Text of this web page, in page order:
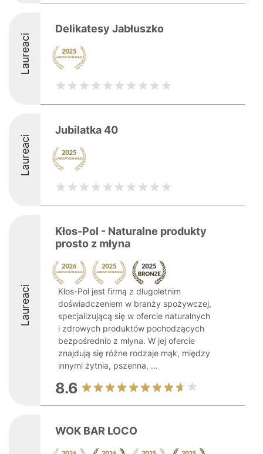
Laureaci
Delikatesy Jabłuszko
Laureaci
Jubilatka 40
Laureaci
Kłos-Pol - Naturalne produkty
prosto z młyna
Kłos-Pol jest firmą z długoletnim
doświadczeniem w branży spożywczej,
specjalizującą się w ofercie naturalnych
i zdrowych produktów pochodzących
bezpośrednio z młyna. W jej ofercie
znajdują się różne rodzaje mąk, między
innymi żytnia, pszenna, ...
8.6
WOK BAR LOCO